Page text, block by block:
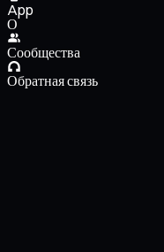
App
О
Сообщества
Обратная связь